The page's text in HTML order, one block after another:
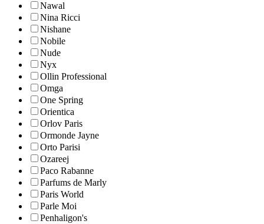
Nawal
Nina Ricci
Nishane
Nobile
Nude
Nyx
Ollin Professional
Omga
One Spring
Orientica
Orlov Paris
Ormonde Jayne
Orto Parisi
Ozareej
Paco Rabanne
Parfums de Marly
Paris World
Parle Moi
Penhaligon's